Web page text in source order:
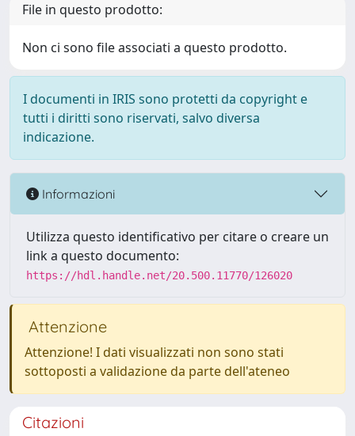
File in questo prodotto:
Non ci sono file associati a questo prodotto.
I documenti in IRIS sono protetti da copyright e
tutti i diritti sono riservati, salvo diversa
indicazione.
Informazioni
Utilizza questo identificativo per citare o creare un
link a questo documento:
https://hdl.handle.net/20.500.11770/126020
Attenzione
Attenzione! I dati visualizzati non sono stati
sottoposti a validazione da parte dell'ateneo
Citazioni